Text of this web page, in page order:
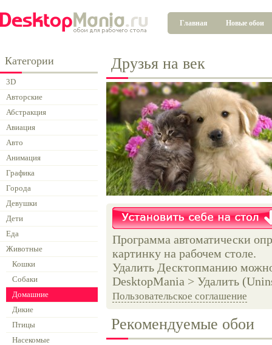
Главная Новые обои
Категории
3D
Авторские
Абстракция
Авиация
Авто
Анимация
Графика
Города
Девушки
Дети
Еда
Животные
Кошки
Собаки
Домашние
Дикие
Птицы
Насекомые
Друзья на век
Программа автоматически
картинку на рабочем столе.
Удалить Десктопманию
DesktopMania > Удалить
Пользовательское соглашение
Рекомендуемые обои